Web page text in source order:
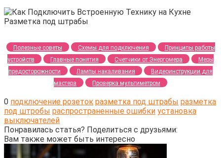
Полезные советы Схемы для подключения
Принципы работы
устройств
Главные понятия Счетчики от Энергомера
Меры
предосторожности
Лампы накаливания
Видеоинструкции для
мастера
Проверка мультиметром
0 подключение розеток разметка под штрабы разметка
под штробы распространенные ошибки установка
выключателей
Понравилась статья? Поделиться с друзьями:
Вам также может быть интересно